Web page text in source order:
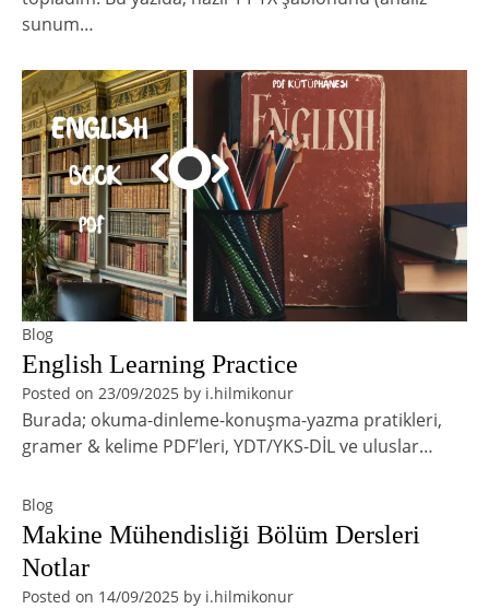
sunum…
Blog
English Learning Practice
Posted on 23/09/2025 by i.hilmikonur
Burada; okuma-dinleme-konuşma-yazma pratikleri,
gramer & kelime PDF’leri, YDT/YKS-DİL ve uluslar…
Blog
Makine Mühendisliği Bölüm Dersleri
Notlar
Posted on 14/09/2025 by i.hilmikonur